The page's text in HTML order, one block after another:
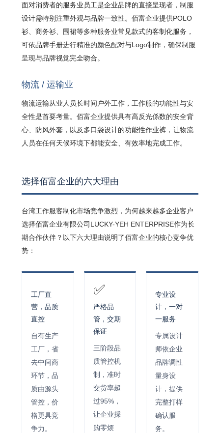
面对消费者的服务业员工是企业品牌的直接呈现者，制服
设计需特别注重外观与品牌一致性。佰富企业提供POLO
衫、商务衫、围裙等多种服务业常见款式的客制化服务，
可依品牌手册进行精准的颜色配对与Logo制作，确保制服
呈现与品牌视觉完全吻合。
物流 / 运输业
物流运输从业人员长时间户外工作，工作服的功能性与安
全性是首要考量。佰富企业提供具有高反光係数的安全背
心、防风外套，以及多口袋设计的功能性作业裤，让物流
人员在任何天候环境下都能安全、有效率地完成工作。
选择佰富企业的六大理由
台湾工作服客制化市场竞争激烈，为何越来越多企业客户
选择佰富企业有限公司LUCKY-YEH ENTERPRISE作为长
期合作伙伴？以下六大理由说明了佰富企业的核心竞争优
势：
工厂直
营，品质
直控
自有生产
工厂，省
去中间商
环节，品
质由源头
管控，价
格更具竞
争力。
✅
严格品
管，交期
保证
三阶段品
质管控机
制，准时
交货率超
过95%，
让企业採
购零烦
专业设
计，一对
一服务
专属设计
师依企业
品牌调性
量身设
计，提供
完整打样
确认服
务。